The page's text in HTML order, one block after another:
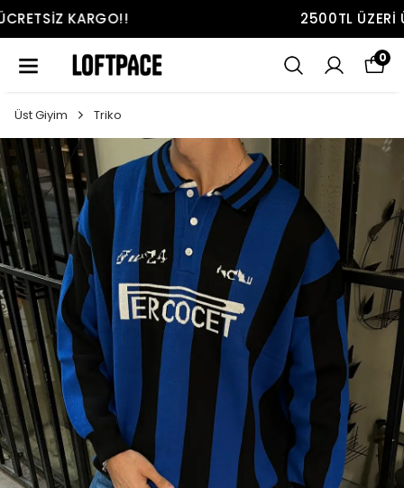
2500TL ÜZERI ÜCRETSIZ KARGO!!
0
Üst Giyim Triko